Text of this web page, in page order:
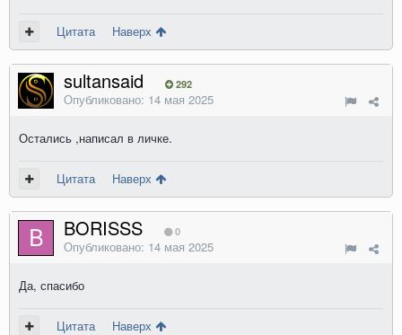
Цитата Наверх
sultansaid 292
Опубликовано: 14 мая 2025
Остались ,написал в личке.
Цитата Наверх
BORISSS 0
Опубликовано: 14 мая 2025
Да, спасибо
Цитата Наверх